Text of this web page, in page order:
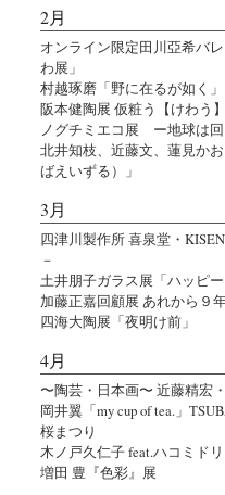
2月
オンライン限定田川亞希バ
わ展」
村越琢磨「野に在るが如く」
阪本健陶展 仮粧う【けわう】
ノグチミエコ展 ー地球は
北井知枝、近藤文、蓮見か
ばえいずる）」
3月
四津川製作所 喜泉堂・
－
土井朋子ガラス展「ハッピー
加藤正嘉回顧展 あれから９
四海大陶展「夜明け前」
4月
〜陶芸・日本画〜 近藤精宏
岡井翼「my cup of tea.」
桜まつり
木ノ戸久仁子 feat.ハコミド
増田 豊『色彩』展